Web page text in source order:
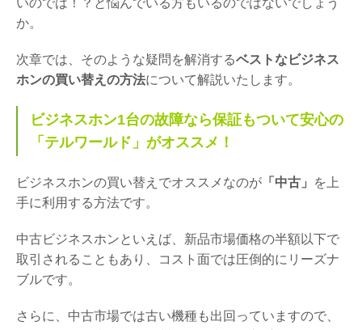
いのでは！？と悩んでいる方もいるのではないでしょう
か。
次章では、そのような疑問を解消するベストなビジネス
ホンの買い替えの方法について解説いたします。
ビジネスホン1台の故障なら保証もついて安心の
「テルワールド」がオススメ！
ビジネスホンの買い替えでオススメなのが 「中古」
を上
手に利用する方法です。
中古ビジネスホンといえば、新品市場価格の半額以下で
取引されることもあり、コスト面では圧倒的にリーズナ
ブルです。
さらに、中古市場では古い機種も出回っていますので、